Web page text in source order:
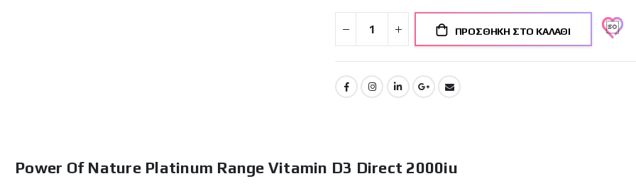
ΠΡΟΣΘΉΚΗ ΣΤΟ ΚΑΛΆΘΙ
Power Of Nature Platinum Range Vitamin D3 Direct 2000iu